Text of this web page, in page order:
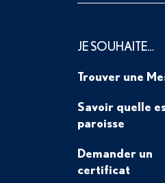
JE SOUHAITE…
Trouver une
Savoir quelle
paroisse
Demander un
certificat